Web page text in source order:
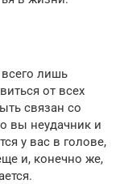
лишь
от всех
связан со
вы неудачник и
у вас в голове,
и, конечно же,